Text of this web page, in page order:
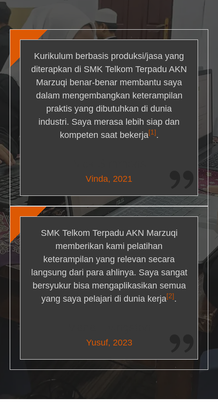
Kurikulum berbasis produksi/jasa yang
diterapkan di SMK Telkom Terpadu AKN
Marzuqi benar-benar membantu saya
dalam mengembangkan keterampilan
praktis yang dibutuhkan di dunia
industri. Saya merasa lebih siap dan
kompeten saat bekerja[1] .
Vinda, 2021
SMK Telkom Terpadu AKN Marzuqi
memberikan kami pelatihan
keterampilan yang relevan secara
langsung dari para ahlinya. Saya sangat
bersyukur bisa mengaplikasikan semua
yang saya pelajari di dunia kerja[2] .
Yusuf, 2023